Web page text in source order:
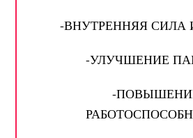
-ВНУТРЕННЯЯ СИЛА
-УЛУЧШЕНИЕ
-